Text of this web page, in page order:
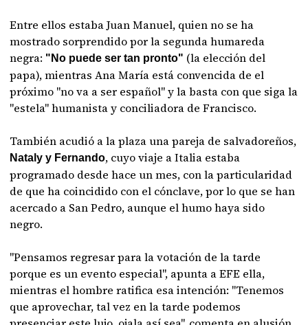
Entre ellos estaba Juan Manuel, quien no se ha
mostrado sorprendido por la segunda humareda
negra: "No puede ser tan pronto" (la elección del
papa), mientras Ana María está convencida de el
próximo "no va a ser español" y la basta con que siga la
"estela" humanista y conciliadora de Francisco.
También acudió a la plaza una pareja de salvadoreños,
Nataly y Fernando, cuyo viaje a Italia estaba
programado desde hace un mes, con la particularidad
de que ha coincidido con el cónclave, por lo que se han
acercado a San Pedro, aunque el humo haya sido
negro.
"Pensamos regresar para la votación de la tarde
porque es un evento especial", apunta a EFE ella,
mientras el hombre ratifica esa intención: "Tenemos
que aprovechar, tal vez en la tarde podemos